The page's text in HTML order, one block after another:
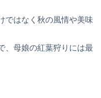
ではなく秋の風情や美味
、母娘の紅葉狩りには最